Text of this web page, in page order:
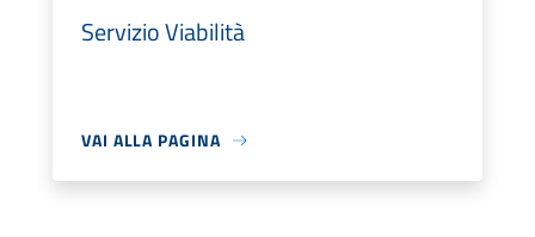
Servizio Viabilità
VAI ALLA PAGINA